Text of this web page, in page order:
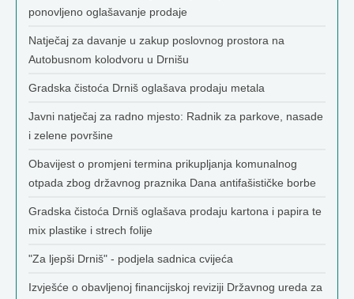
ponovljeno oglašavanje prodaje
Natječaj za davanje u zakup poslovnog prostora na
Autobusnom kolodvoru u Drnišu
Gradska čistoća Drniš oglašava prodaju metala
Javni natječaj za radno mjesto: Radnik za parkove, nasade
i zelene površine
Obavijest o promjeni termina prikupljanja komunalnog
otpada zbog državnog praznika Dana antifašističke borbe
Gradska čistoća Drniš oglašava prodaju kartona i papira te
mix plastike i strech folije
"Za ljepši Drniš" - podjela sadnica cvijeća
Izvješće o obavljenoj financijskoj reviziji Državnog ureda za